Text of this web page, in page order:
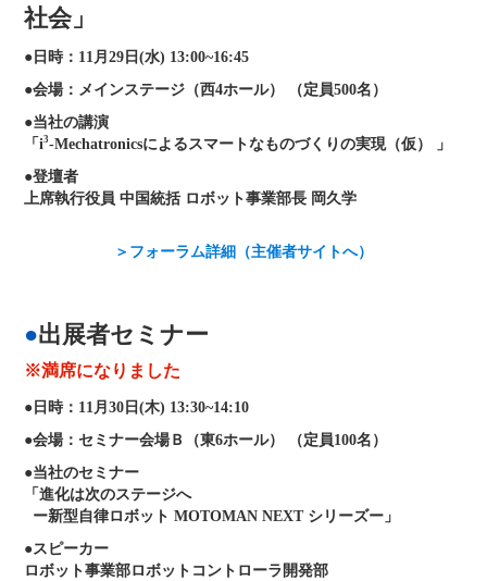
社会」
日時：11月29日(水) 13:00~16:45
会場：メインステージ（西4ホール） （定員500名）
当社の講演
「i3-Mechatronicsによるスマートなものづくりの実現（仮） 」
登壇者
上席執行役員 中国統括 ロボット事業部長 岡久学
＞フォーラム詳細（主催者サイトへ）
出展者セミナー
※満席になりました
日時：11月30日(木) 13:30~14:10
会場：セミナー会場Ｂ（東6ホール） （定員100名）
当社のセミナー
「進化は次のステージへ
ー新型自律ロボット MOTOMAN NEXT シリーズー」
スピーカー
ロボット事業部ロボットコントローラ開発部